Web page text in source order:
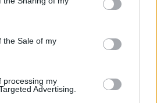
the Sale of my
processing my
Advertising.
«παίρνει άδεια» το
που δυσκολεύεσαι να